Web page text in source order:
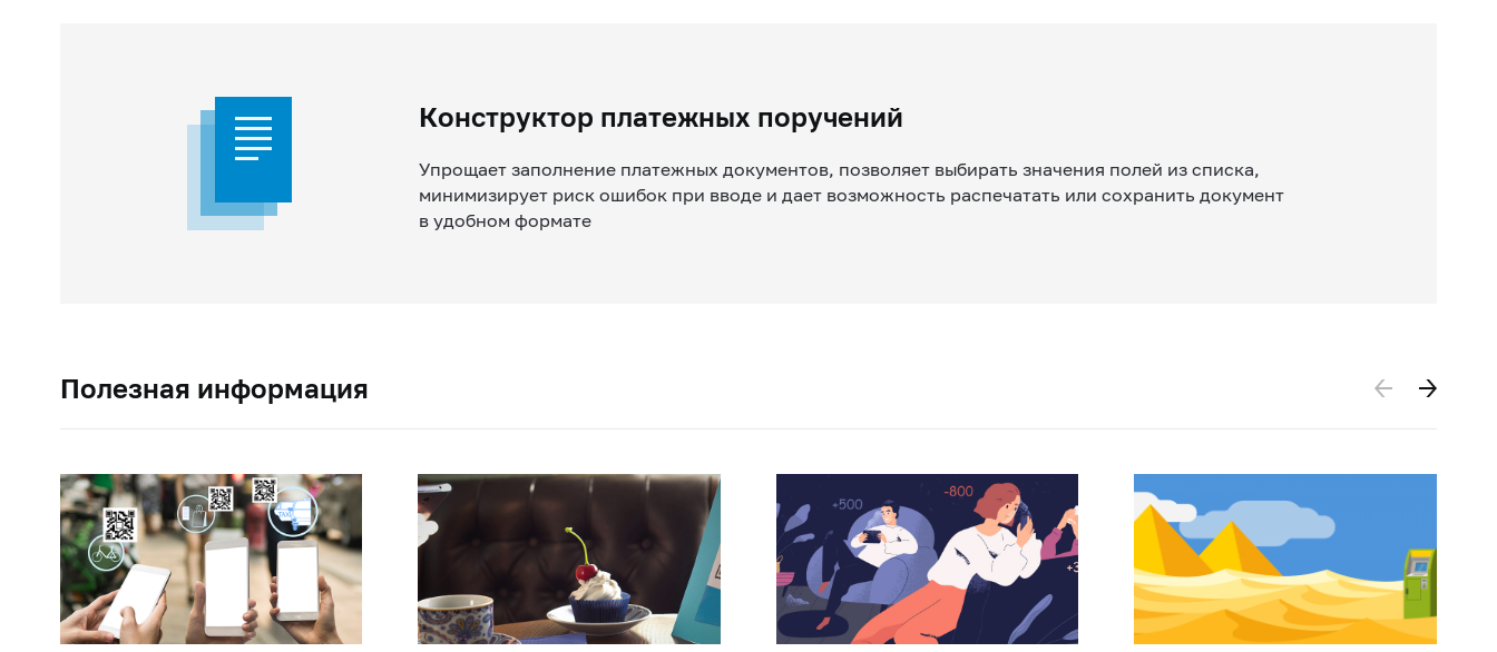
Конструктор платежных поручений
Упрощает заполнение платежных документов, позволяет выбирать значения полей из списка,
минимизирует риск ошибок при вводе и дает возможность распечатать или сохранить документ
в удобном формате
Полезная информация